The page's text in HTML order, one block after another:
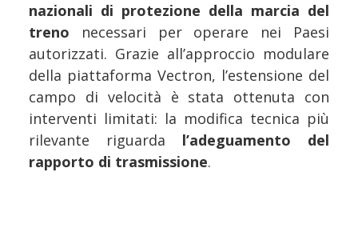
nazionali di protezione della marcia del
treno necessari per operare nei Paesi
autorizzati. Grazie all’approccio modulare
della piattaforma Vectron, l’estensione del
campo di velocità è stata ottenuta con
interventi limitati: la modifica tecnica più
rilevante riguarda l’adeguamento del
rapporto di trasmissione.